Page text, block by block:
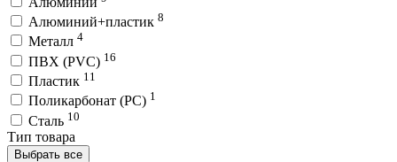
Алюминий+пластик 8
Металл 4
ПВХ (PVC) 16
Пластик 11
Поликарбонат (PC) 1
Сталь 10
Тип товара
Выбрать все